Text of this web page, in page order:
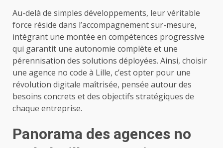
Au-delà de simples développements, leur véritable
force réside dans l’accompagnement sur-mesure,
intégrant une montée en compétences progressive
qui garantit une autonomie complète et une
pérennisation des solutions déployées. Ainsi, choisir
une agence no code à Lille, c’est opter pour une
révolution digitale maîtrisée, pensée autour des
besoins concrets et des objectifs stratégiques de
chaque entreprise.
Panorama des agences no